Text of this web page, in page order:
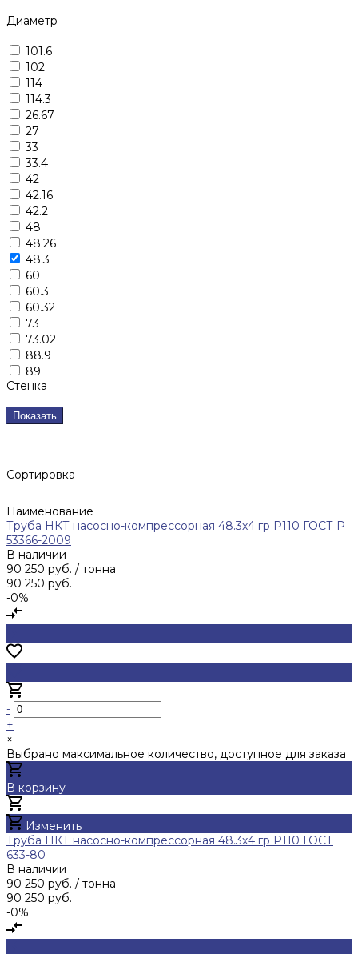
Диаметр
101.6
102
114
114.3
26.67
27
33
33.4
42
42.16
42.2
48
48.26
48.3
60
60.3
60.32
73
73.02
88.9
89
Стенка
Показать
Сортировка
Наименование
Труба НКТ насосно-компрессорная 48.3х4 гр Р110 ГОСТ Р
53366-2009
В наличии
90 250 руб. / тонна
90 250 руб.
-0%
-
+
×
Выбрано максимальное количество, доступное для заказа
В корзину
Изменить
Труба НКТ насосно-компрессорная 48.3х4 гр Р110 ГОСТ
633-80
В наличии
90 250 руб. / тонна
90 250 руб.
-0%